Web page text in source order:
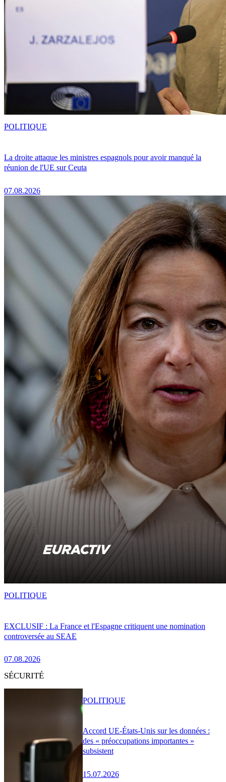
La droite attaque les ministres espagnols pour avoir manqué la
réunion de l'UE sur Ceuta
07.08.2026
POLITIQUE
EXCLUSIF : La France et l'Espagne critiquent une nomination
controversée au SEAE
07.08.2026
POLITIQUE
SÉCURITÉ
Accord UE-États-Unis sur les données :
des « préoccupations importantes »
subsistent
15.07.2026
POLITIQUE